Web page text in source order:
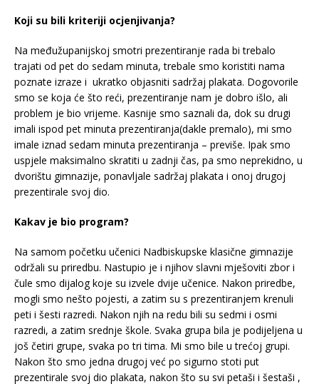
Koji su bili kriteriji ocjenjivanja?
Na međužupanijskoj smotri prezentiranje rada bi trebalo
trajati od pet do sedam minuta, trebale smo koristiti nama
poznate izraze i ukratko objasniti sadržaj plakata. Dogovorile
smo se koja će što reći, prezentiranje nam je dobro išlo, ali
problem je bio vrijeme. Kasnije smo saznali da, dok su drugi
imali ispod pet minuta prezentiranja(dakle premalo), mi smo
imale iznad sedam minuta prezentiranja – previše. Ipak smo
uspjele maksimalno skratiti u zadnji čas, pa smo neprekidno, u
dvorištu gimnazije, ponavljale sadržaj plakata i onoj drugoj
prezentirale svoj dio.
Kakav je bio program?
Na samom početku učenici Nadbiskupske klasične gimnazije
održali su priredbu. Nastupio je i njihov slavni mješoviti zbor i
čule smo dijalog koje su izvele dvije učenice. Nakon priredbe,
mogli smo nešto pojesti, a zatim su s prezentiranjem krenuli
peti i šesti razredi. Nakon njih na redu bili su sedmi i osmi
razredi, a zatim srednje škole. Svaka grupa bila je podijeljena u
još četiri grupe, svaka po tri tima. Mi smo bile u trećoj grupi.
Nakon što smo jedna drugoj već po sigurno stoti put
prezentirale svoj dio plakata, nakon što su svi petaši i šestaši ,